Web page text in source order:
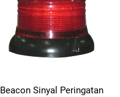
Beacon Sinyal Peringatan